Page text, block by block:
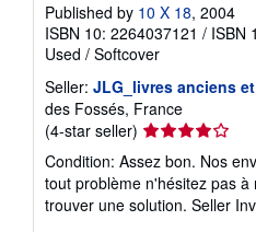
Published by 10 X 18, 2004
ISBN 10: 2264037121 / ISBN
Used / Softcover
Seller: JLG_livres anciens
des Fossés, France
(4-star seller) Seller
rating
4
out
of
Condition: Assez bon. Nos
tout problème n'hésitez pas
trouver une solution. Seller